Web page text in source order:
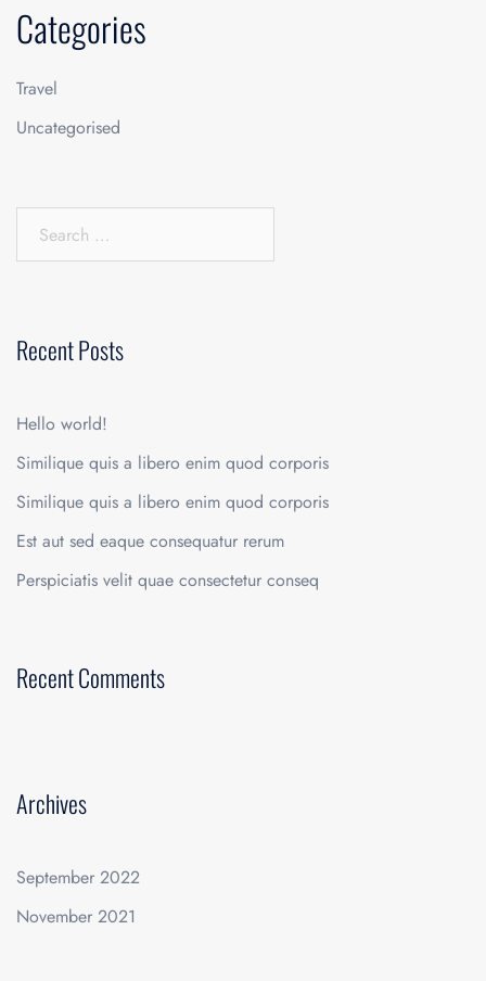
Categories
Travel
Uncategorised
for:
Recent Posts
Hello world!
Similique quis a libero enim quod corporis
Similique quis a libero enim quod corporis
Est aut sed eaque consequatur rerum
Perspiciatis velit quae consectetur conseq
Recent Comments
Archives
September 2022
November 2021